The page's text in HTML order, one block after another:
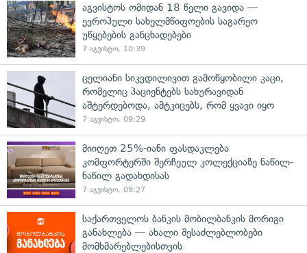
აგვისტოს ომიდან 18 წელი გავიდა —
ევროპული სახელმწიფოების საგარეო
უწყებების განცხადებები
7 აგვისტო, 10:39
ცელიანი სიკვდილივით გამოწყობილი კაცი,
რომელიც პაციენტებს სახურავიდან
აშტერდებოდა, ამტკიცებს, რომ ყვავი იყო
7 აგვისტო, 09:29
მიიღეთ 25%-იანი ფასდაკლება
კომფორტერში შერჩეულ კოლექციაზე ნაწილ-
ნაწილ გადახდისას
7 აგვისტო, 09:27
საქართველოს ბანკის მობილბანკის მორიგი
განახლება — ახალი შესაძლებლობები
მომხმარებლებისთვის